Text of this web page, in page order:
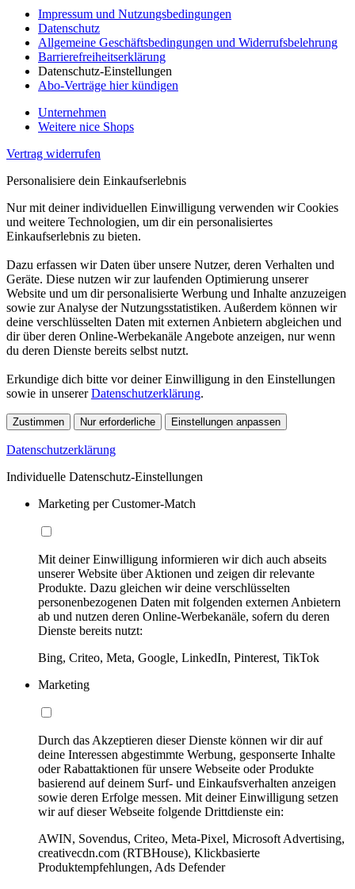
Impressum und Nutzungsbedingungen
Datenschutz
Allgemeine Geschäftsbedingungen und Widerrufsbelehrung
Barrierefreiheitserklärung
Datenschutz-Einstellungen
Abo-Verträge hier kündigen
Unternehmen
Weitere nice Shops
Vertrag widerrufen
Personalisiere dein Einkaufserlebnis
Nur mit deiner individuellen Einwilligung verwenden wir Cookies
und weitere Technologien, um dir ein personalisiertes
Einkaufserlebnis zu bieten.
Dazu erfassen wir Daten über unsere Nutzer, deren Verhalten und
Geräte. Diese nutzen wir zur laufenden Optimierung unserer
Website und um dir personalisierte Werbung und Inhalte anzuzeigen
sowie zur Analyse der Nutzungsstatistiken. Außerdem können wir
deine verschlüsselten Daten mit externen Anbietern abgleichen und
dir über deren Online-Werbekanäle Angebote anzeigen, nur wenn
du deren Dienste bereits selbst nutzt.
Erkundige dich bitte vor deiner Einwilligung in den Einstellungen
sowie in unsererDatenschutzerklärung.
Zustimmen Nur erforderliche Einstellungen anpassen
Datenschutzerklärung
Individuelle Datenschutz-Einstellungen
Marketing per Customer-Match
Mit deiner Einwilligung informieren wir dich auch abseits
unserer Website über Aktionen und zeigen dir relevante
Produkte. Dazu gleichen wir deine verschlüsselten
personenbezogenen Daten mit folgenden externen Anbietern
ab und nutzen deren Online-Werbekanäle, sofern du deren
Dienste bereits nutzt:
Bing, Criteo, Meta, Google, LinkedIn, Pinterest, TikTok
Marketing
Durch das Akzeptieren dieser Dienste können wir dir auf
deine Interessen abgestimmte Werbung, gesponserte Inhalte
oder Rabattaktionen für unsere Webseite oder Produkte
basierend auf deinem Surf- und Einkaufsverhalten anzeigen
sowie deren Erfolge messen. Mit deiner Einwilligung setzen
wir auf dieser Webseite folgende Drittdienste ein:
AWIN, Sovendus, Criteo, Meta-Pixel, Microsoft Advertising,
creativecdn.com (RTBHouse), Klickbasierte
Produktempfehlungen, Ads Defender